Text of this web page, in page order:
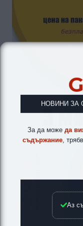
НОВИНИ ЗА
За да може да
съдържание ,
Аз